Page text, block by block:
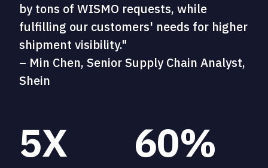
by tons of WISMO requests, while
fulfilling our customers' needs for higher
shipment visibility."
– Min Chen, Senior Supply Chain Analyst,
Shein
5X 60%